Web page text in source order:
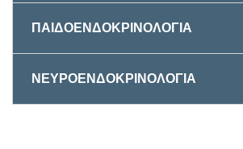
ΠΑΙΔΟΕΝΔΟΚΡΙΝΟΛΟΓΙΑ
ΝΕΥΡΟΕΝΔΟΚΡΙΝΟΛΟΓΙΑ